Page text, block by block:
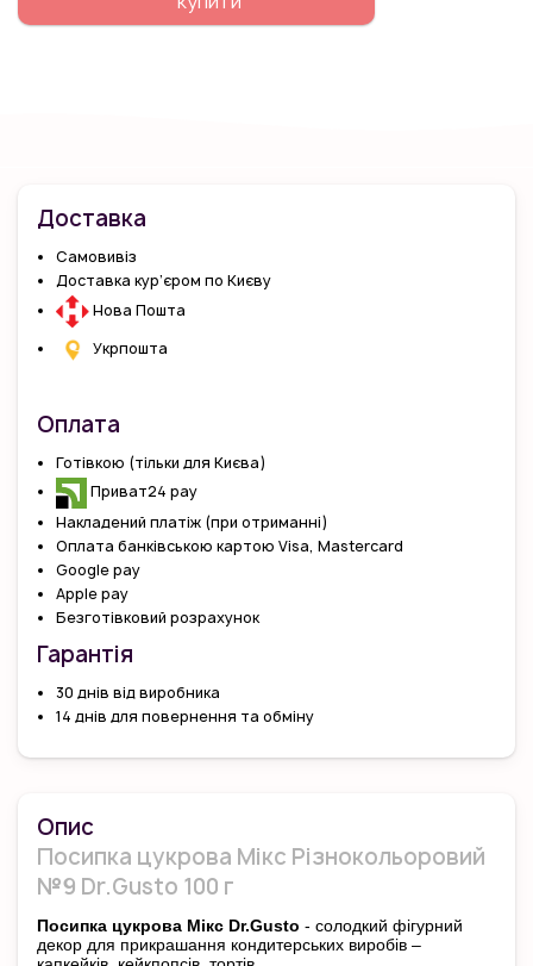
Доставка
Самовивіз
Доставка кур’єром по Києву
Нова Пошта
Укрпошта
Оплата
Готівкою (тільки для Києва)
Приват24 pay
Накладений платіж (при отриманні)
Оплата банківською картою Visa, Mastercard
Google pay
Apple pay
Безготівковий розрахунок
Гарантiя
30 днів від виробника
14 днів для повернення та обміну
Опис
Посипка цукрова Мікс Різнокольоровий
№9 Dr.Gusto 100 г
Посипка цукрова Мікс Dr.Gusto - солодкий фігурний
декор для прикрашання кондитерських виробів –